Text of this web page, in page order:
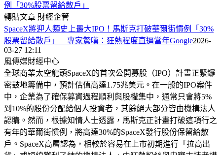
例「30%股票留給散戶」
轉貼文章 財經企管
SpaceX將迎人類史上最大IPO！馬斯克打破華爾街慣例「30%
股票留給散戶」 專家驚嘆：狂熱程度直逼當年Google2026-
03-27 12:11
風傳媒財經中心
全球商業太空龍頭SpaceX的首次公開募股（IPO）計畫正緊鑼
密鼓地籌備中，預計估值高達1.75兆美元。在一般的IPO案件
中，企業為了確保募資過程順利與股權集中，通常只會將5%
到10%的股份分配給個人投資者，其餘絕大部分皆由機構法人
認購。然而，根據知情人士透露，馬斯克正計畫打破這項行之
有年的華爾街慣例，將高達30%的SpaceX發行股份保留給散
戶。SpaceX高層認為，相較於容易在上市初期進行「拉高出